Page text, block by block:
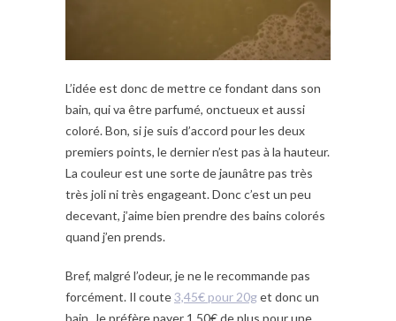
L’idée est donc de mettre ce fondant dans son
bain, qui va être parfumé, onctueux et aussi
coloré. Bon, si je suis d’accord pour les deux
premiers points, le dernier n’est pas à la hauteur.
La couleur est une sorte de jaunâtre pas très
très joli ni très engageant. Donc c’est un peu
decevant, j’aime bien prendre des bains colorés
quand j’en prends.
Bref, malgré l’odeur, je ne le recommande pas
forcément. Il coute3,45€ pour 20get donc un
bain. Je préfère payer 1,50€ de plus pour une